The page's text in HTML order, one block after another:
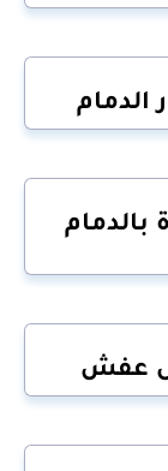
الدمام
بالدمام
عفش